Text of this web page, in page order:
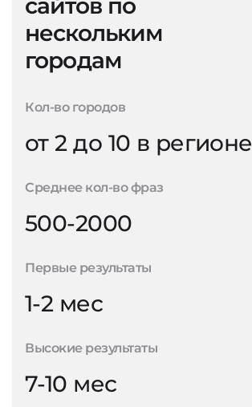
сайтов по
нескольким
городам
Кол-во городов
от 2 до 10 в регионе
Среднее кол-во фраз
500-2000
Первые результаты
1-2 мес
Высокие результаты
7-10 мес